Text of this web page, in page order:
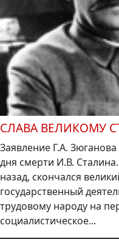
СЛАВА ВЕЛИКОМУ
Заявление Г.А.
дня смерти И.В.
назад, скончался
государственный
трудовому народу на
социалистическое...